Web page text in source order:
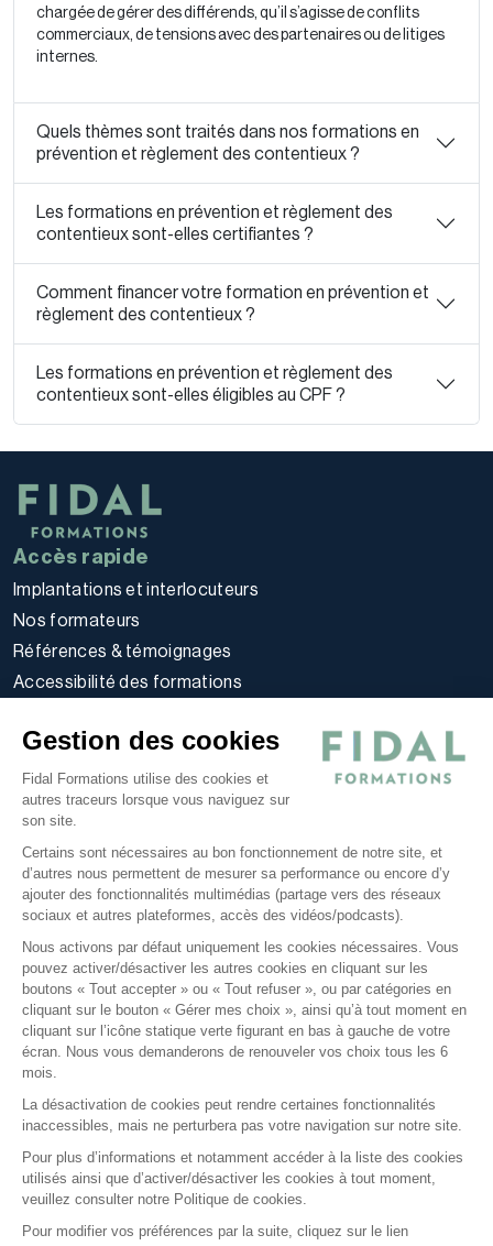
Gestion des cookies
Fidal Formations utilise des cookies et
autres traceurs lorsque vous naviguez sur
son site.
Certains sont nécessaires au bon fonctionnement de notre site, et
d’autres nous permettent de mesurer sa performance ou encore d’y
ajouter des fonctionnalités multimédias (partage vers des réseaux
sociaux et autres plateformes, accès des vidéos/podcasts).
Nous activons par défaut uniquement les cookies nécessaires. Vous
pouvez activer/désactiver les autres cookies en cliquant sur les
boutons « Tout accepter » ou « Tout refuser », ou par catégories en
cliquant sur le bouton « Gérer mes choix », ainsi qu’à tout moment en
cliquant sur l’icône statique verte figurant en bas à gauche de votre
écran. Nous vous demanderons de renouveler vos choix tous les 6
mois.
La désactivation de cookies peut rendre certaines fonctionnalités
inaccessibles, mais ne perturbera pas votre navigation sur notre site.
Pour plus d’informations et notamment accéder à la liste des cookies
utilisés ainsi que d’activer/désactiver les cookies à tout moment,
veuillez consulter notre Politique de cookies.
Pour modifier vos préférences par la suite, cliquez sur le lien
chargée de gérer des différends, qu’il s’agisse de conflits
commerciaux, de tensions avec des partenaires ou de litiges
internes.
Quels thèmes sont traités dans nos formations en
prévention et règlement des contentieux ?
Les formations en prévention et règlement des
contentieux sont-elles certifiantes ?
Comment financer votre formation en prévention et
règlement des contentieux ?
Les formations en prévention et règlement des
contentieux sont-elles éligibles au CPF ?
Accès rapide
Implantations et interlocuteurs
Nos formateurs
Références & témoignages
Accessibilité des formations
Politique d’utilisation des cookies
Politique de confidentialité
Conditions générales
Nos offres
E-learning
Formations certifiantes
Formations inter-entreprises
Formations intra-entreprises
Cycles d'actualité
Soyez alerté de nos nouvelles informations
Suivez-nous sur Linkedin
2026 Tous droits réservés.
Fidal Formations par Lemon Interactive